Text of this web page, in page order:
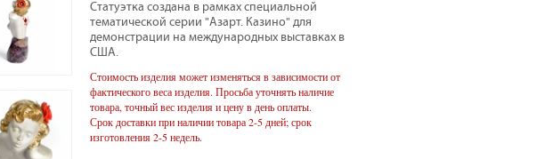
Статуэтка создана в рамках специальной
тематической серии "Азарт. Казино" для
демонстрации на международных выставках в
США.
Стоимость изделия может изменяться в зависимости от
фактического веса изделия. Просьба уточнять наличие
товара, точный вес изделия и цену в день оплаты.
Срок доставки при наличии товара 2-5 дней; срок
изготовления 2-5 недель.